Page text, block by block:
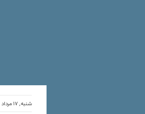
شنبه, ۱۷ مرداد , ۱۴۰۵ |